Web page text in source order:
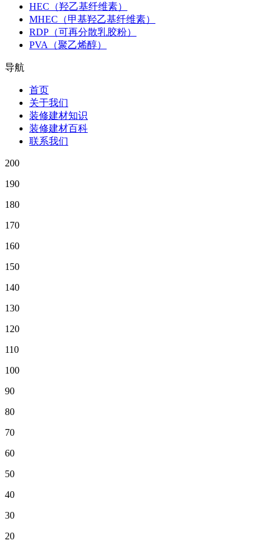
HEC（羟乙基纤维素）
MHEC（甲基羟乙基纤维素）
RDP（可再分散乳胶粉）
PVA（聚乙烯醇）
导航
首页
关于我们
装修建材知识
装修建材百科
联系我们
200
190
180
170
160
150
140
130
120
110
100
90
80
70
60
50
40
30
20